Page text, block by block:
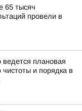
65 тысяч
провели в
плановая
и порядка в